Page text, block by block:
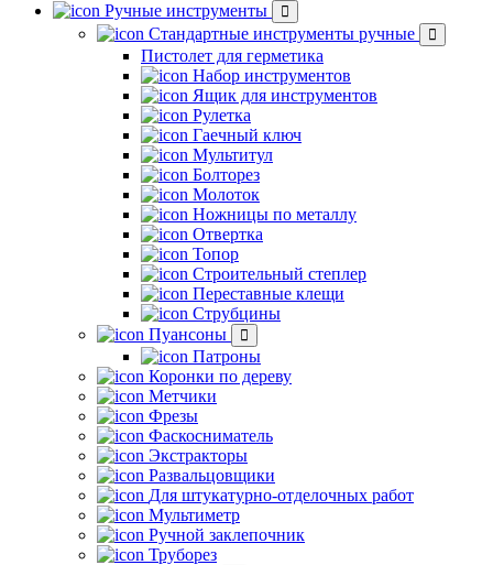
Ручные инструменты
Стандартные инструменты ручные
Пистолет для герметика
Набор инструментов
Ящик для инструментов
Рулетка
Гаечный ключ
Мультитул
Болторез
Молоток
Ножницы по металлу
Отвертка
Топор
Строительный степлер
Переставные клещи
Струбцины
Пуансоны
Патроны
Коронки по дереву
Метчики
Фрезы
Фаскосниматель
Экстракторы
Развальцовщики
Для штукатурно-отделочных работ
Мультиметр
Ручной заклепочник
Труборез